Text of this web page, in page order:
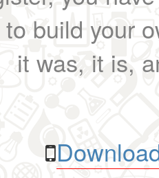
build your
it was, it is,